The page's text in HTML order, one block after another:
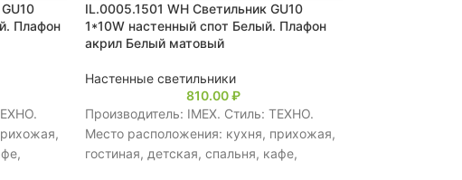
Плафон
IL.0005.1501 WH Светильник GU10
1*10W настенный спот Белый. Плафон
акрил Белый матовый
Настенные светильники
810.00₽
Производитель: IMEX. Стиль: ТЕХНО.
Место расположения: кухня, прихожая,
гостиная, детская, спальня, кафе,